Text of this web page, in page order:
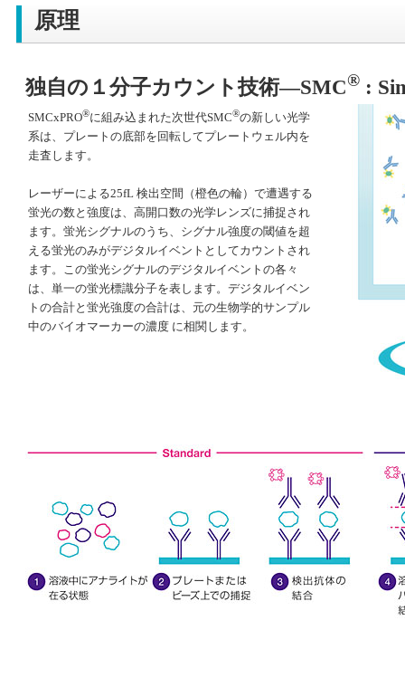
原理
独自の１分子カウント技術—SMC® :
SMCxPRO®に組み込まれた次世代SMC®の新しい光学
系は、プレートの底部を回転してプレートウェル内を
走査します。
レーザーによる25fL 検出空間（橙色の輪）で遭遇する
蛍光の数と強度は、高開口数の光学レンズに捕捉され
ます。蛍光シグナルのうち、シグナル強度の閾値を超
える蛍光のみがデジタルイベントとしてカウントされ
ます。この蛍光シグナルのデジタルイベントの各々
は、単一の蛍光標識分子を表します。デジタルイベン
トの合計と蛍光強度の合計は、元の生物学的サンプル
中のバイオマーカーの濃度 に相関します。